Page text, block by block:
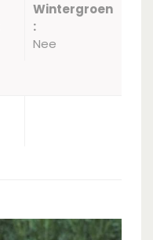
Wintergroen
:
Nee